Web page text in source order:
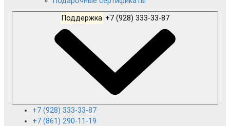
Поддержка
+7 (928) 333-33-87
+7 (861) 290-11-19